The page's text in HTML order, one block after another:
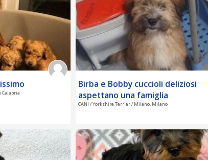
Calabria
Birba e Bobby cuccioli deliziosi
aspettano una famiglia
CANI / Yorkshire Terrier / Milano, Milano